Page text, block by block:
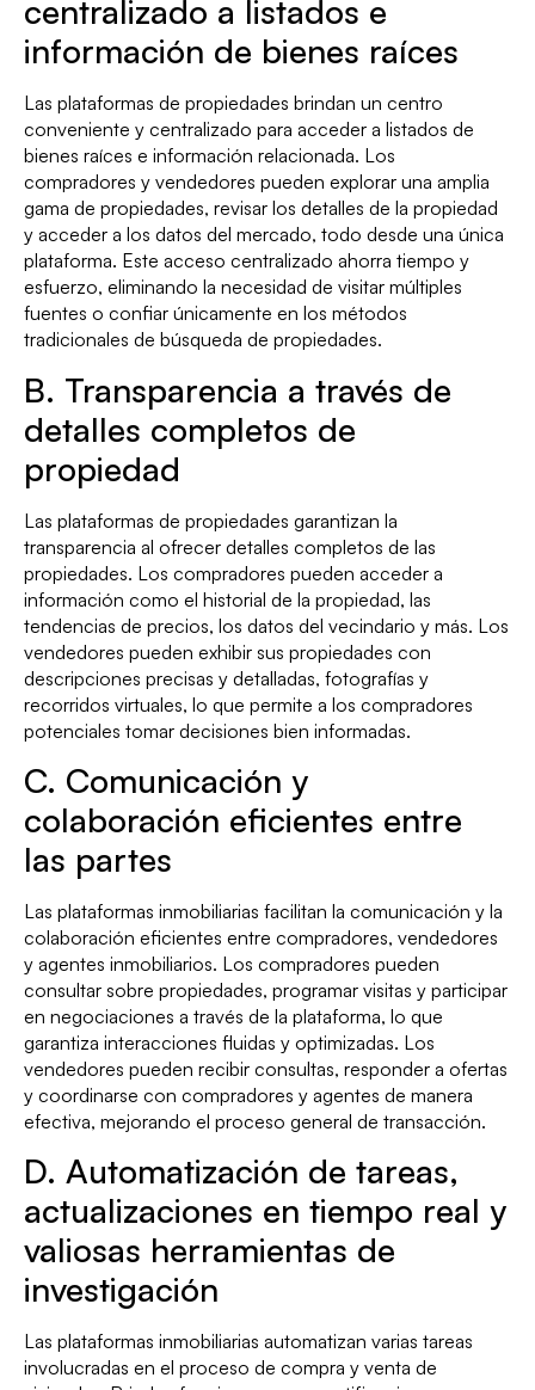
centralizado a listados e
información de bienes raíces
Las plataformas de propiedades brindan un centro
conveniente y centralizado para acceder a listados de
bienes raíces e información relacionada. Los
compradores y vendedores pueden explorar una amplia
gama de propiedades, revisar los detalles de la propiedad
y acceder a los datos del mercado, todo desde una única
plataforma. Este acceso centralizado ahorra tiempo y
esfuerzo, eliminando la necesidad de visitar múltiples
fuentes o confiar únicamente en los métodos
tradicionales de búsqueda de propiedades.
B. Transparencia a través de
detalles completos de
propiedad
Las plataformas de propiedades garantizan la
transparencia al ofrecer detalles completos de las
propiedades. Los compradores pueden acceder a
información como el historial de la propiedad, las
tendencias de precios, los datos del vecindario y más. Los
vendedores pueden exhibir sus propiedades con
descripciones precisas y detalladas, fotografías y
recorridos virtuales, lo que permite a los compradores
potenciales tomar decisiones bien informadas.
C. Comunicación y
colaboración eficientes entre
las partes
Las plataformas inmobiliarias facilitan la comunicación y la
colaboración eficientes entre compradores, vendedores
y agentes inmobiliarios. Los compradores pueden
consultar sobre propiedades, programar visitas y participar
en negociaciones a través de la plataforma, lo que
garantiza interacciones fluidas y optimizadas. Los
vendedores pueden recibir consultas, responder a ofertas
y coordinarse con compradores y agentes de manera
efectiva, mejorando el proceso general de transacción.
D. Automatización de tareas,
actualizaciones en tiempo real y
valiosas herramientas de
investigación
Las plataformas inmobiliarias automatizan varias tareas
involucradas en el proceso de compra y venta de